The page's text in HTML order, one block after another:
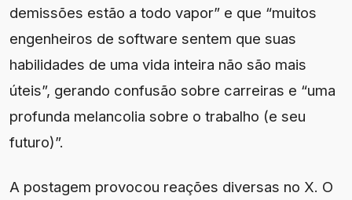
demissões estão a todo vapor” e que “muitos
engenheiros de software sentem que suas
habilidades de uma vida inteira não são mais
úteis”, gerando confusão sobre carreiras e “uma
profunda melancolia sobre o trabalho (e seu
futuro)”.
A postagem provocou reações diversas no X. O